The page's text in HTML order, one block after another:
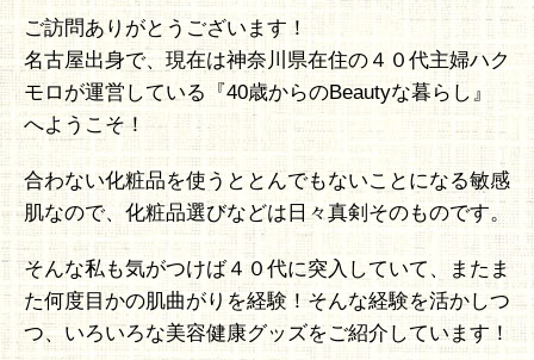
ご訪問ありがとうございます！
名古屋出身で、現在は神奈川県在住の４０代主婦ハク
モロが運営している『40歳からのBeautyな暮らし』
へようこそ！
合わない化粧品を使うととんでもないことになる敏感
肌なので、化粧品選びなどは日々真剣そのものです。
そんな私も気がつけば４０代に突入していて、またま
た何度目かの肌曲がりを経験！そんな経験を活かしつ
つ、いろいろな美容健康グッズをご紹介しています！